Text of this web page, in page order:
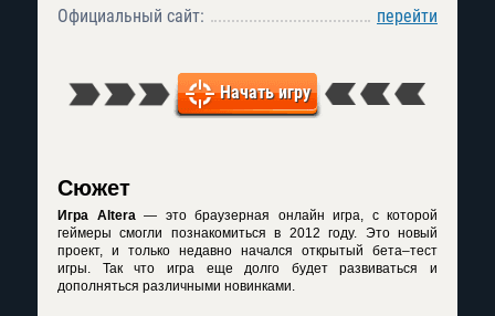
Официальный сайт:
перейти
Начать игру
Сюжет
Игра Altera— это браузерная онлайн игра, с которой
геймеры смогли познакомиться в 2012 году. Это новый
проект, и только недавно начался открытый бета–тест
игры. Так что игра еще долго будет развиваться и
дополняться различными новинками.